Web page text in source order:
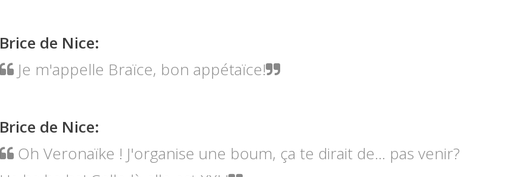
Brice de Nice:
Je m'appelle Braïce, bon appétaïce!
Brice de Nice:
Oh Veronaïke ! J'organise une boum, ça te dirait de... pas venir?